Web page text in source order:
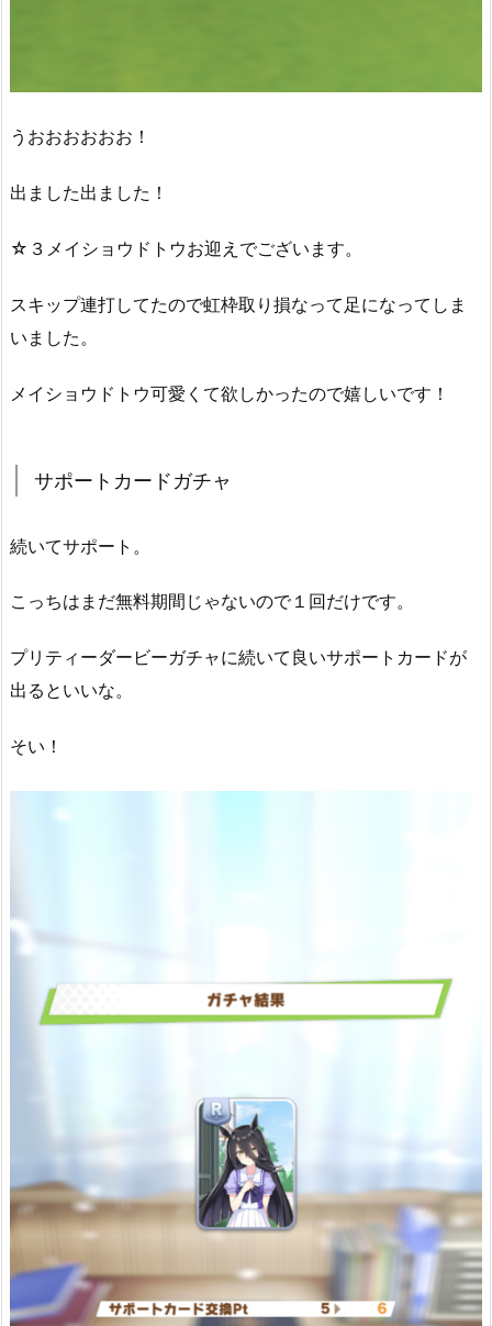
うおおおおおお！
出ました出ました！
☆３メイショウドトウお迎えでございます。
スキップ連打してたので虹枠取り損なって足になってしま
いました。
メイショウドトウ可愛くて欲しかったので嬉しいです！
サポートカードガチャ
続いてサポート。
こっちはまだ無料期間じゃないので１回だけです。
プリティーダービーガチャに続いて良いサポートカードが
出るといいな。
そい！